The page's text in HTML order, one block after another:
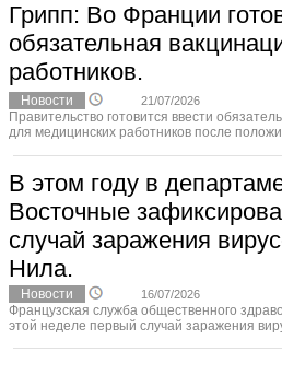
Грипп: Во Франции
обязательная
работников.
Новости 21/07/2026
Правительство готовится ввести
для медицинских работников после
В этом году в
Восточные
случай заражения
Нила.
Новости 16/07/2026
Французская служба общественного
этой неделе первый случай заражения